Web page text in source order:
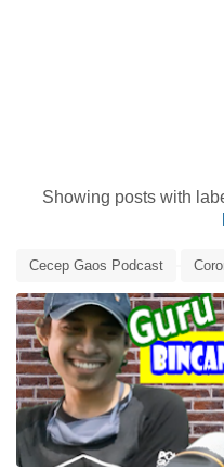
Showing posts with
Cecep Gaos Podcast
Edunews Guru Bincang
Podcast Corona Podcast
Podcast Guru Podcast